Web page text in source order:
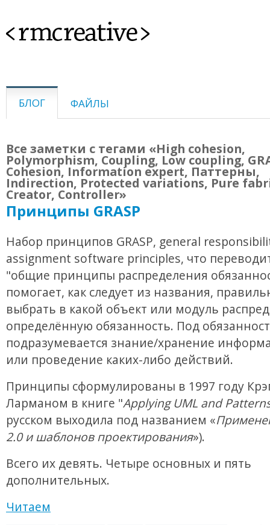
<rmcreative>
БЛОГ ФАЙЛЫ
Все заметки с тегами «High cohesion,
Polymorphism, Coupling, Low coupling,
Cohesion, Information expert, Паттерны,
Indirection, Protected variations, Pure
Creator, Controller»
Принципы GRASP
Набор принципов GRASP, general
assignment software principles, что
"общие принципы распределения
помогает, как следует из названия,
выбрать в какой объект или модуль
определённую обязанность. Под
подразумевается знание/хранение
или проведение каких-либо действий.
Принципы сформулированы в 1997 году
Ларманом в книге "Applying UML and
русском выходила под названием «
2.0 и шаблонов проектирования»).
Всего их девять. Четыре основных и пять
дополнительных.
Читаем